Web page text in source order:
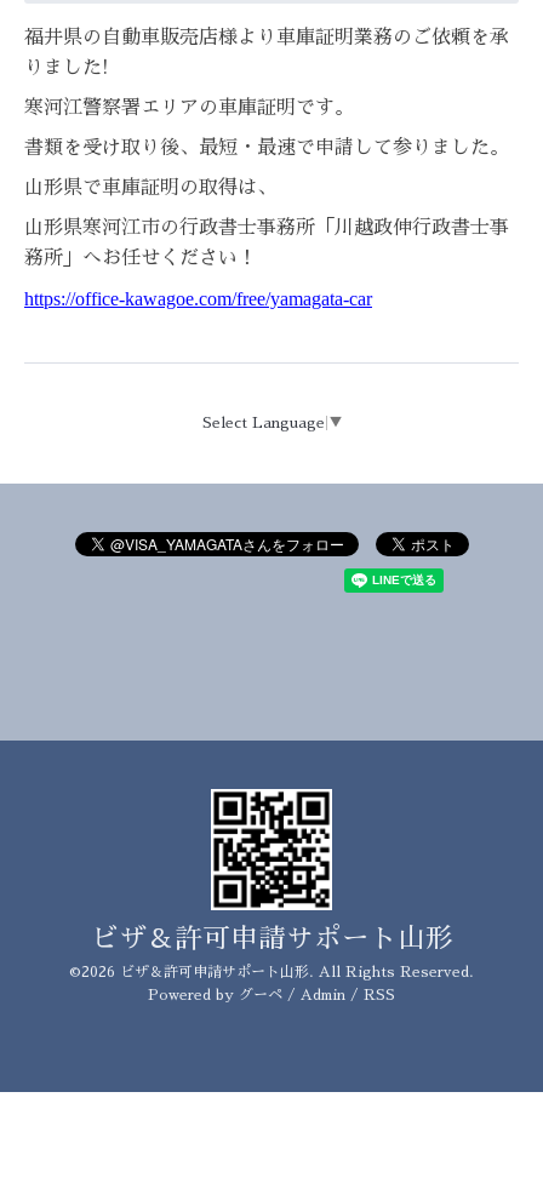
福井県の自動車販売店様より車庫証明業務のご依頼を承
りました!
寒河江警察署エリアの車庫証明です。
書類を受け取り後、最短・最速で申請して参りました。
山形県で車庫証明の取得は、
山形県寒河江市の行政書士事務所「川越政伸行政書士事
務所」へお任せください！
https://office-kawagoe.com/free/yamagata-car
Select Language ▼
ビザ＆許可申請サポート山形
©2026 ビザ＆許可申請サポート山形. All Rights Reserved.
Powered by グーペ / Admin / RSS